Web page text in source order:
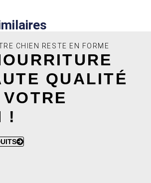
CHIEN RESTE EN FORME
QUALITÉ
!